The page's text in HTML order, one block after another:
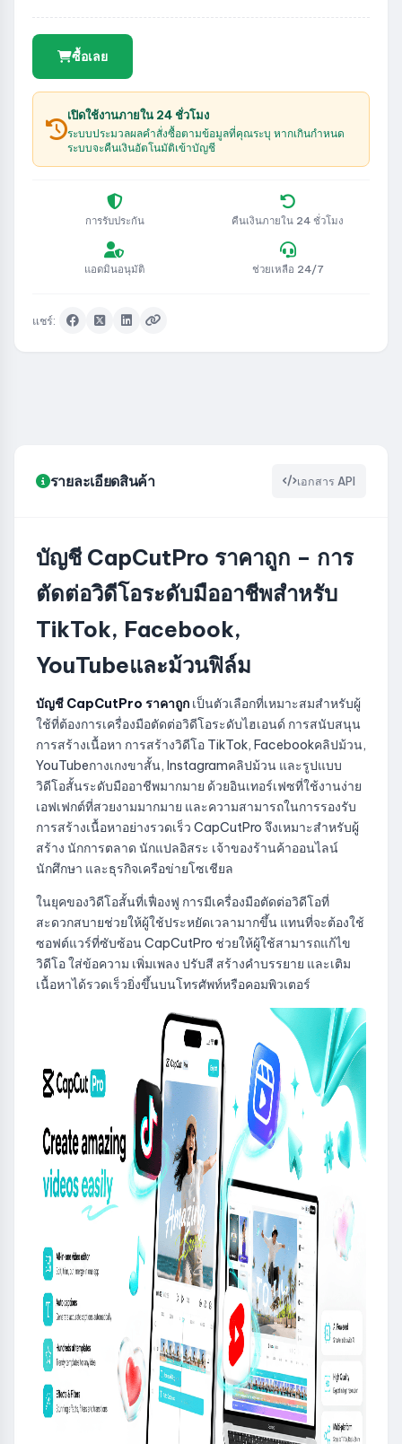
ซื้อเลย
เปิดใช้งานภายใน 24 ชั่วโมง
ระบบประมวลผลคำสั่งซื้อตามข้อมูลที่คุณระบุ หากเกินกำหนด
ระบบจะคืนเงินอัตโนมัติเข้าบัญชี
การรับประกัน คืนเงินภายใน 24 ชั่วโมง
แอดมินอนุมัติ ช่วยเหลือ 24/7
แชร์:
รายละเอียดสินค้า เอกสาร API
บัญชี CapCutPro ราคาถูก – การ
ตัดต่อวิดีโอระดับมืออาชีพสำหรับ
TikTok, Facebook,
YouTubeและม้วนฟิล์ม
บัญชี CapCutPro ราคาถูก เป็นตัวเลือกที่เหมาะสมสำหรับผู้
ใช้ที่ต้องการเครื่องมือตัดต่อวิดีโอระดับไฮเอนด์ การสนับสนุน
การสร้างเนื้อหา การสร้างวิดีโอ TikTok, Facebookคลิปม้วน,
YouTubeกางเกงขาสั้น, Instagramคลิปม้วน และรูปแบบ
วิดีโอสั้นระดับมืออาชีพมากมาย ด้วยอินเทอร์เฟซที่ใช้งานง่าย
เอฟเฟกต์ที่สวยงามมากมาย และความสามารถในการรองรับ
การสร้างเนื้อหาอย่างรวดเร็ว CapCutPro จึงเหมาะสำหรับผู้
สร้าง นักการตลาด นักแปลอิสระ เจ้าของร้านค้าออนไลน์
นักศึกษา และธุรกิจเครือข่ายโซเชียล
ในยุคของวิดีโอสั้นที่เฟื่องฟู การมีเครื่องมือตัดต่อวิดีโอที่
สะดวกสบายช่วยให้ผู้ใช้ประหยัดเวลามากขึ้น แทนที่จะต้องใช้
ซอฟต์แวร์ที่ซับซ้อน CapCutPro ช่วยให้ผู้ใช้สามารถแก้ไข
วิดีโอ ใส่ข้อความ เพิ่มเพลง ปรับสี สร้างคำบรรยาย และเติม
เนื้อหาได้รวดเร็วยิ่งขึ้นบนโทรศัพท์หรือคอมพิวเตอร์